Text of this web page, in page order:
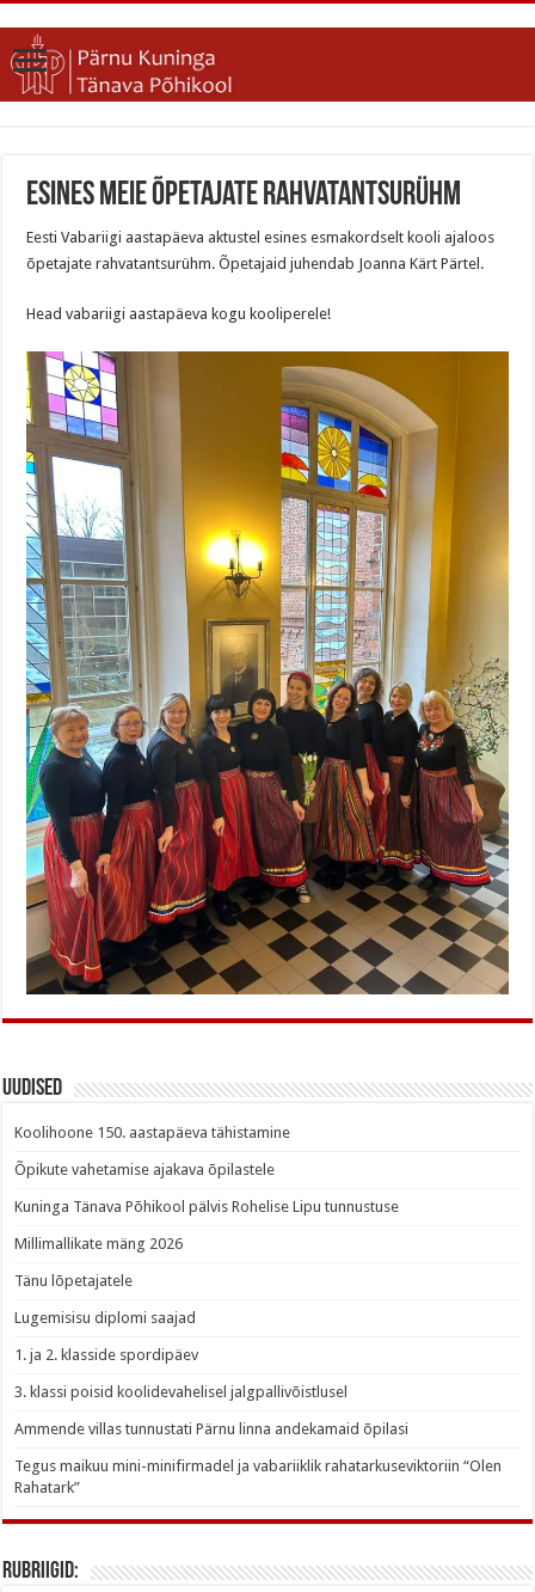
Esines meie õpetajate rahvatantsurühm
Eesti Vabariigi aastapäeva aktustel esines esmakordselt kooli ajaloos
õpetajate rahvatantsurühm. Õpetajaid juhendab Joanna Kärt Pärtel.
Head vabariigi aastapäeva kogu kooliperele!
Uudised
Koolihoone 150. aastapäeva tähistamine
Õpikute vahetamise ajakava õpilastele
Kuninga Tänava Põhikool pälvis Rohelise Lipu tunnustuse
Millimallikate mäng 2026
Tänu lõpetajatele
Lugemisisu diplomi saajad
1. ja 2. klasside spordipäev
3. klassi poisid koolidevahelisel jalgpallivõistlusel
Ammende villas tunnustati Pärnu linna andekamaid õpilasi
Tegus maikuu mini-minifirmadel ja vabariiklik rahatarkuseviktoriin “Olen
Rahatark”
Rubriigid: